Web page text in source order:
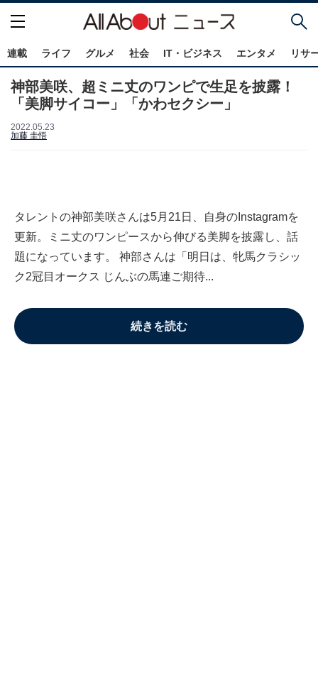
連載 ライフ グルメ 社会 IT・ビジネス エンタメ リサ
神部美咲、超ミニ丈のワンピで生足を披露！
「美脚サイコー」「かわセクシー」
2022.05.23
加藤 圭悟
タレントの神部美咲さんは5月21日、自身のInstagramを
更新。ミニ丈のワンピースから伸びる美脚を披露し、話
題になっています。 神部さんは「明日は、牝馬クラシッ
ク2冠目オークス じんぶの馬連ご期待...
続きを読む